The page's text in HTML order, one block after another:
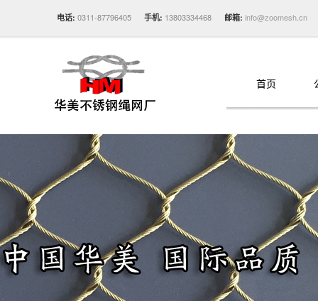
电话: 0311-87796405 手机: 13803334468 邮箱: info@zoomesh.cn
首页